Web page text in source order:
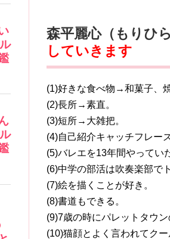
森平麗心（もりひ
していきます
(1)好きな食べ物→和菓子、焼
(2)長所→素直。
(3)短所→大雑把。
(4)自己紹介キャッチフレー
(5)バレエを13年間やってい
(6)中学の部活は吹奏楽部で
(7)絵を描くことが好き。
(8)書道もできる。
(9)7歳の時にパレットタウ
(10)猫顔とよく言われてクー